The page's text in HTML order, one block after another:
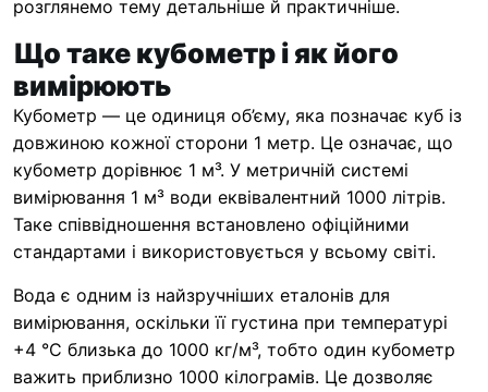
розглянемо тему детальніше й практичніше.
Що таке кубометр і як його
вимірюють
Кубометр — це одиниця об’єму, яка позначає куб із
довжиною кожної сторони 1 метр. Це означає, що
кубометр дорівнює 1 м³. У метричній системі
вимірювання 1 м³ води еквівалентний 1000 літрів.
Таке співвідношення встановлено офіційними
стандартами і використовується у всьому світі.
Вода є одним із найзручніших еталонів для
вимірювання, оскільки її густина при температурі
+4 °C близька до 1000 кг/м³, тобто один кубометр
важить приблизно 1000 кілограмів. Це дозволяє